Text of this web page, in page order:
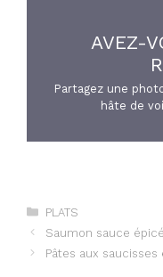
AVEZ-
Partagez une
hâte de
Catégories
PLATS
Saumon sauce
Pâtes aux saucisses